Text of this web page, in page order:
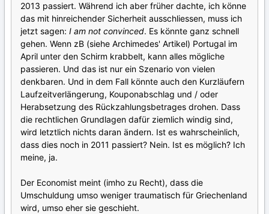
2013 passiert. Während ich aber früher dachte, ich könne
das mit hinreichender Sicherheit ausschliessen, muss ich
jetzt sagen: I am not convinced. Es könnte ganz schnell
gehen. Wenn zB (siehe Archimedes' Artikel) Portugal im
April unter den Schirm krabbelt, kann alles mögliche
passieren. Und das ist nur ein Szenario von vielen
denkbaren. Und in dem Fall könnte auch den Kurzläufern
Laufzeitverlängerung, Kouponabschlag und / oder
Herabsetzung des Rückzahlungsbetrages drohen. Dass
die rechtlichen Grundlagen dafür ziemlich windig sind,
wird letztlich nichts daran ändern. Ist es wahrscheinlich,
dass dies noch in 2011 passiert? Nein. Ist es möglich? Ich
meine, ja.
Der Economist meint (imho zu Recht), dass die
Umschuldung umso weniger traumatisch für Griechenland
wird, umso eher sie geschieht.